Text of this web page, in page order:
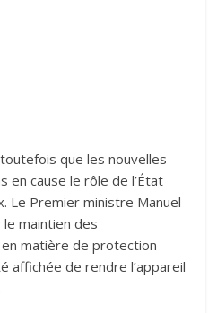
que les nouvelles
cause le rôle de l’État
Le Premier ministre Manuel
maintien des
matière de protection
affichée de rendre l’appareil